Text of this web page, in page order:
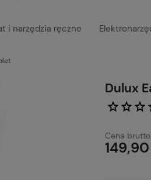
i narzędzia ręczne
Dulux
Cena brutto:
149,90